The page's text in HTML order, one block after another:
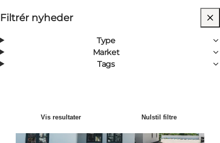
Filtrér nyheder
Type
Market
Tags
Vis resultater Nulstil filtre
Gilleleje får international opmærksomhed i britiske